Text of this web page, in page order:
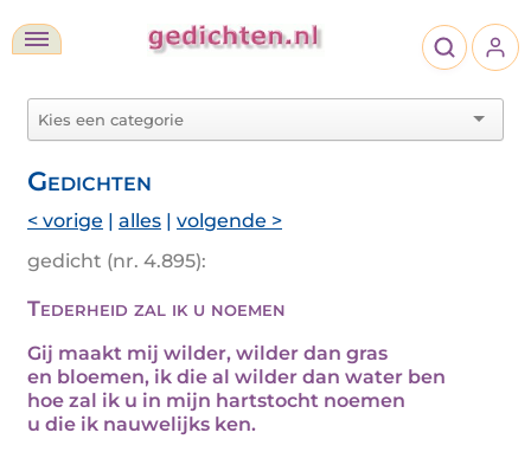
Gedichten
< vorige | alles | volgende >
gedicht (nr. 4.895):
Tederheid zal ik u noemen
Gij maakt mij wilder, wilder dan gras
en bloemen, ik die al wilder dan water ben
hoe zal ik u in mijn hartstocht noemen
u die ik nauwelijks ken.